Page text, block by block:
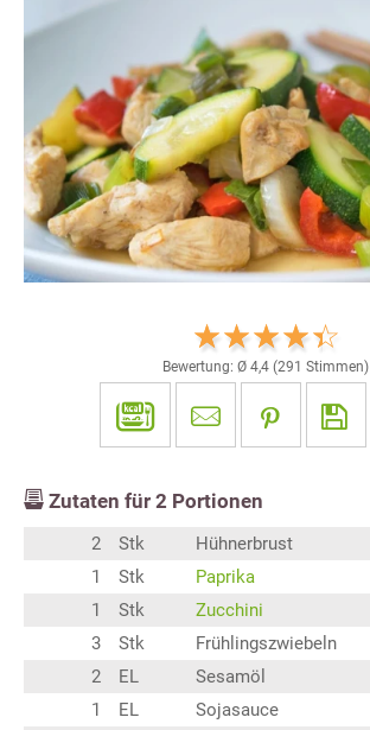
Bewertung: Ø 4,4 (291 Stimmen)
Zutaten für 2 Portionen
2 Stk
Hühnerbrust
1
Stk
Paprika
1
Stk
Zucchini
3
Stk
Frühlingszwiebeln
2
EL
Sesamöl
1
EL
Sojasauce